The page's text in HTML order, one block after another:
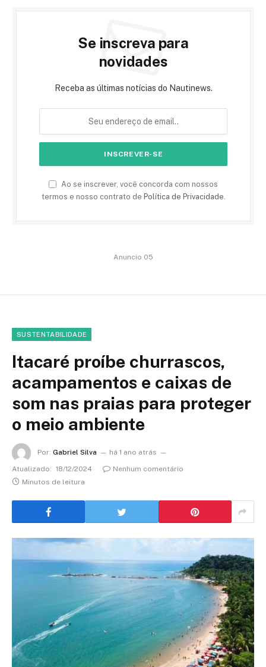
Se inscreva para
novidades
Receba as últimas notícias do Nautinews.
Ao se inscrever, você concorda com nossos
termos e nosso contrato de Política de Privacidade.
Anuncio 05
SUSTENTABILIDADE
Itacaré proíbe churrascos,
acampamentos e caixas de
som nas praias para proteger
o meio ambiente
Por: Gabriel Silva
há 1 ano atrás
Atualizado: 18/12/2024
Nenhum comentário
Minutos de leitura